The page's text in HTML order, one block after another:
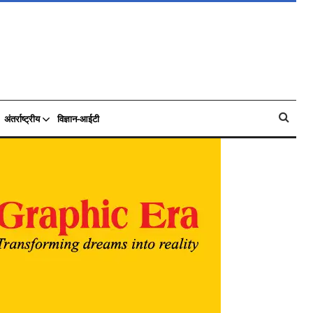
अंतर्राष्ट्रीय विज्ञान-आईटी